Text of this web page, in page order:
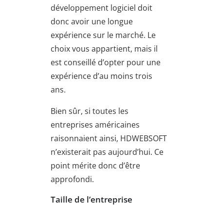
développement logiciel doit
donc avoir une longue
expérience sur le marché. Le
choix vous appartient, mais il
est conseillé d’opter pour une
expérience d’au moins trois
ans.
Bien sûr, si toutes les
entreprises américaines
raisonnaient ainsi, HDWEBSOFT
n’existerait pas aujourd’hui. Ce
point mérite donc d’être
approfondi.
Taille de l’entreprise